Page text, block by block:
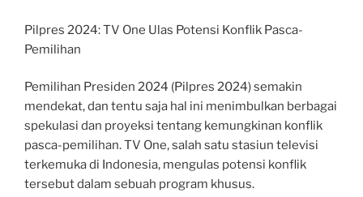
Pilpres 2024: TV One Ulas Potensi Konflik Pasca-
Pemilihan
Pemilihan Presiden 2024 (Pilpres 2024) semakin
mendekat, dan tentu saja hal ini menimbulkan berbagai
spekulasi dan proyeksi tentang kemungkinan konflik
pasca-pemilihan. TV One, salah satu stasiun televisi
terkemuka di Indonesia, mengulas potensi konflik
tersebut dalam sebuah program khusus.